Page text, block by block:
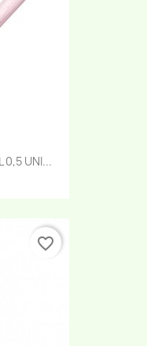
0,5 UNI...
favorite_border